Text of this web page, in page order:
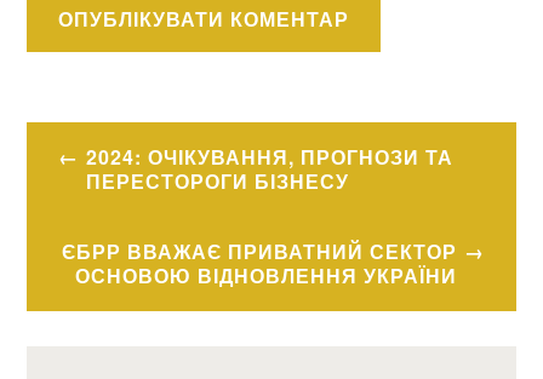
Навігація
записів
2024: ОЧІКУВАННЯ, ПРОГНОЗИ ТА
ПЕРЕСТОРОГИ БІЗНЕСУ
ЄБРР ВВАЖАЄ ПРИВАТНИЙ СЕКТОР
ОСНОВОЮ ВІДНОВЛЕННЯ УКРАЇНИ